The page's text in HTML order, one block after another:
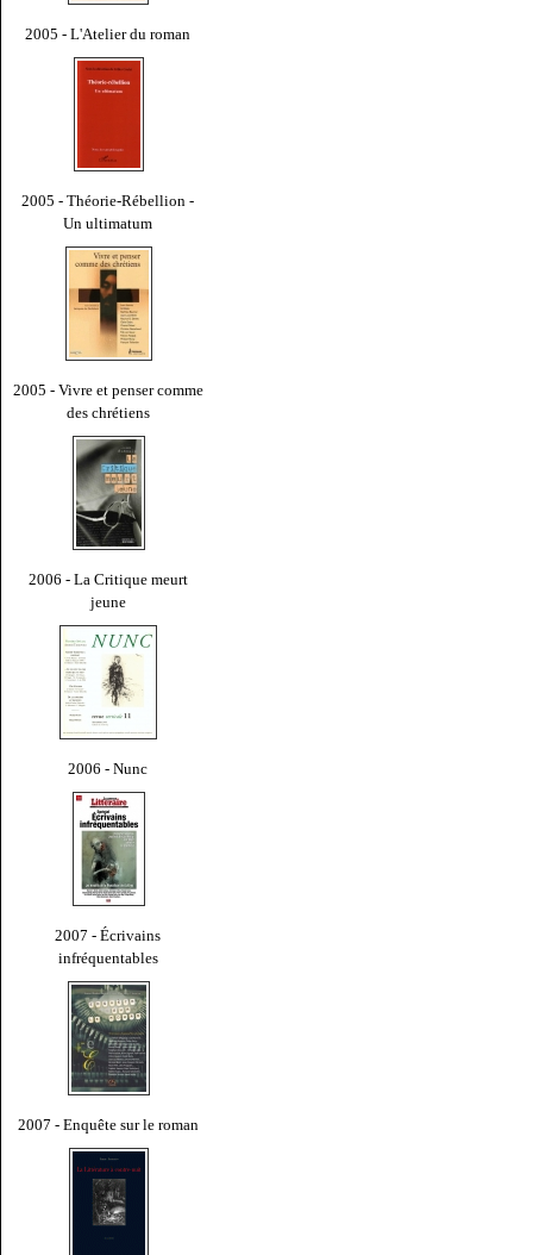
2005 - L'Atelier du roman
2005 - Théorie-Rébellion -
Un ultimatum
2005 - Vivre et penser comme
des chrétiens
2006 - La Critique meurt
jeune
2006 - Nunc
2007 - Écrivains
infréquentables
2007 - Enquête sur le roman